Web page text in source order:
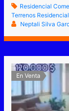
Residencial
Terrenos
Neptali Silva
En Venta